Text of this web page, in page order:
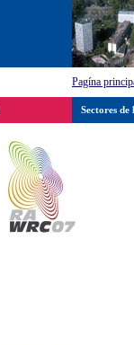
Pagína
Sectores